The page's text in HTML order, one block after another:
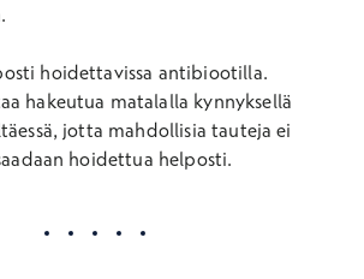
hoidettavissa antibiootilla.
hakeutua matalalla kynnyksellä
jotta mahdollisia tauteja ei
hoidettua helposti.